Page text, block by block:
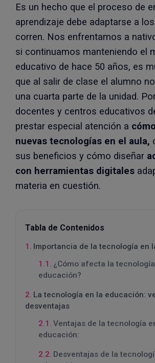
Es un hecho que el proceso de
aprendizaje debe adaptarse a
corren. Nos enfrentamos a
si continuamos manteniendo el
educativo de hace 50 años, es
que al salir de clase el alumno
una cuarta parte de la unidad.
docentes y centros educativos
prestar especial atención a
nuevas tecnologías en el aula,
sus beneficios y cómo diseñar
con herramientas digitales
materia en cuestión.
Tabla de Contenidos
Importancia de la tecnología en
¿Cómo afecta la
educación?
La tecnología en la educación:
desventajas
Ventajas de la tecnología
educación:
Desventajas de la